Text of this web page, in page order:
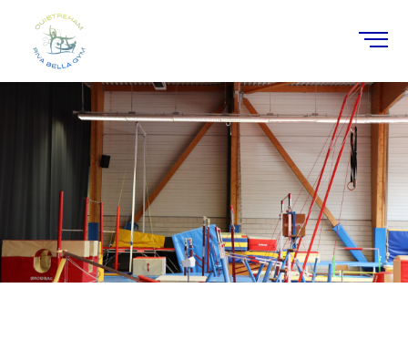
Boutique
Home/Stages/ MultiGym 1ère année